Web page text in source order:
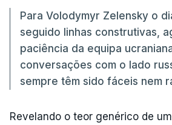
Para Volodymyr Zelensky o
seguido linhas construtivas,
paciência da equipa
conversações com o lado
sempre têm sido fáceis nem
Revelando o teor genérico de